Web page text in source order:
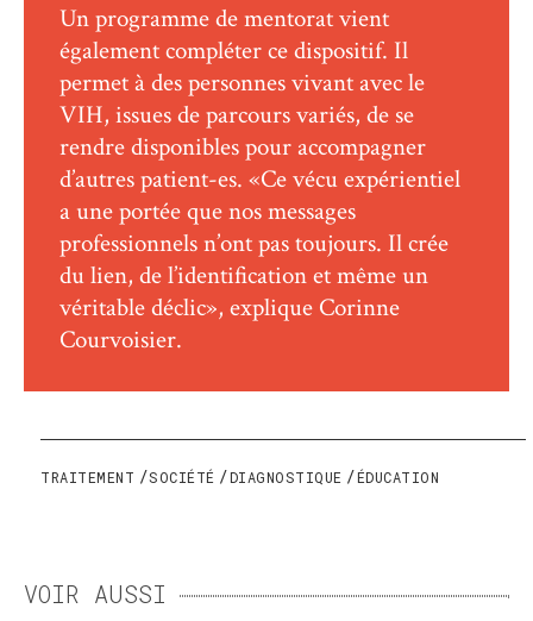
Un programme de mentorat vient
également compléter ce dispositif. Il
permet à des personnes vivant avec le
VIH, issues de parcours variés, de se
rendre disponibles pour accompagner
d’autres patient-es. «Ce vécu expérientiel
a une portée que nos messages
professionnels n’ont pas toujours. Il crée
du lien, de l’identification et même un
véritable déclic», explique Corinne
Courvoisier.
TRAITEMENT SOCIÉTÉ DIAGNOSTIQUE ÉDUCATION
VOIR AUSSI